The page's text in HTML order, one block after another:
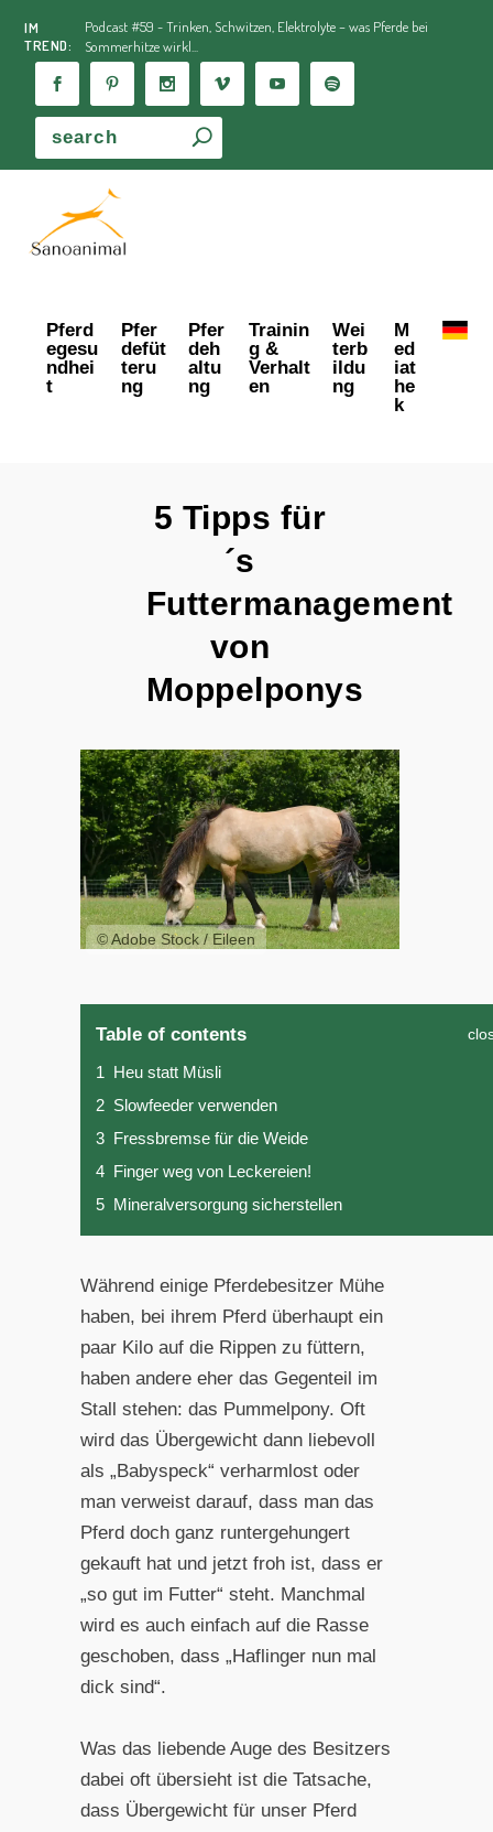
IM
TREND:
Podcast #59 - Trinken, Schwitzen, Elektrolyte – was Pferde bei
Sommerhitze wirkl...
Pferd
egesu
ndhei
t
Pfer
defüt
teru
ng
Pfer
deh
altu
ng
Trainin
g &
Verhalt
en
Wei
terb
ildu
ng
M
ed
iat
he
k
5 Tipps für
´s
Futtermanagement
von
Moppelponys
© Adobe Stock / Eileen
Table of contents
1
Heu statt Müsli
2 Slowfeeder verwenden
3
Fressbremse für die Weide
4
Finger weg von Leckereien!
5
Mineralversorgung sicherstellen
Während einige Pferdebesitzer Mühe
haben, bei ihrem Pferd überhaupt ein
paar Kilo auf die Rippen zu füttern,
haben andere eher das Gegenteil im
Stall stehen: das Pummelpony. Oft
wird das Übergewicht dann liebevoll
als „Babyspeck“ verharmlost oder
man verweist darauf, dass man das
Pferd doch ganz runtergehungert
gekauft hat und jetzt froh ist, dass er
„so gut im Futter“ steht. Manchmal
wird es auch einfach auf die Rasse
geschoben, dass „Haflinger nun mal
dick sind“.
Was das liebende Auge des Besitzers
dabei oft übersieht ist die Tatsache,
dass Übergewicht für unser Pferd